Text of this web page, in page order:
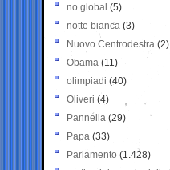
no global (5)
notte bianca (3)
Nuovo Centrodestra (2)
Obama (11)
olimpiadi (40)
Oliveri (4)
Pannella (29)
Papa (33)
Parlamento (1.428)